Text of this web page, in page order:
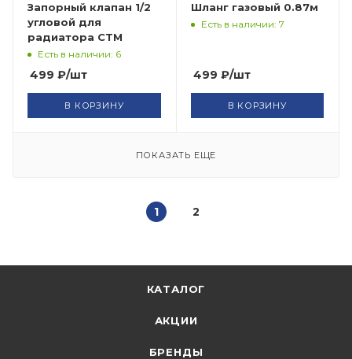
Запорный клапан 1/2
угловой для
радиатора СТМ
Есть в наличии: 6
499 ₽/шт
В КОРЗИНУ
Шланг газовый 0.87м
Есть в наличии: 7
499 ₽/шт
В КОРЗИНУ
ПОКАЗАТЬ ЕЩЕ
1 2
КАТАЛОГ
АКЦИИ
БРЕНДЫ